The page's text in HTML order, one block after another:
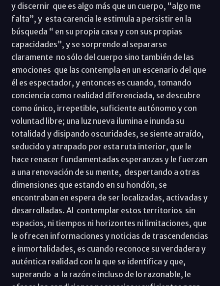
y discernir que es algo más que un cuerpo, “algo me
falta”, y esta carencia le estimula a persistir en la
búsqueda “ en su propia casa y con sus propias
capacidades”, y se sorprende al separarse
claramente no sólo del cuerpo sino también de las
emociones que las contempla en un escenario del que
él es espectador, y entonces es cuando, tomando
conciencia como realidad diferenciada, se descubre
como único, irrepetible, suficiente autónomo y con
voluntad libre; una luz nueva ilumina e inunda su
totalidad y disipando oscuridades, se siente atraído,
seducido y atrapado por esta ruta interior, que le
hace renacer fundamentadas esperanzas y le fuerzan
a una renovación de su mente, despertando a otras
dimensiones que estando en su hondón, se
encontraban en espera de ser localizadas, activadas y
desarrolladas. Al contemplar estos territorios sin
espacios, ni tiempos ni horizontes ni limitaciones, que
le ofrecen informaciones y noticias de trascendencias
e inmortalidades, es cuando reconoce su verdadera y
auténtica realidad con la que se identifica y que,
superando a la razón e incluso de lo razonable, le